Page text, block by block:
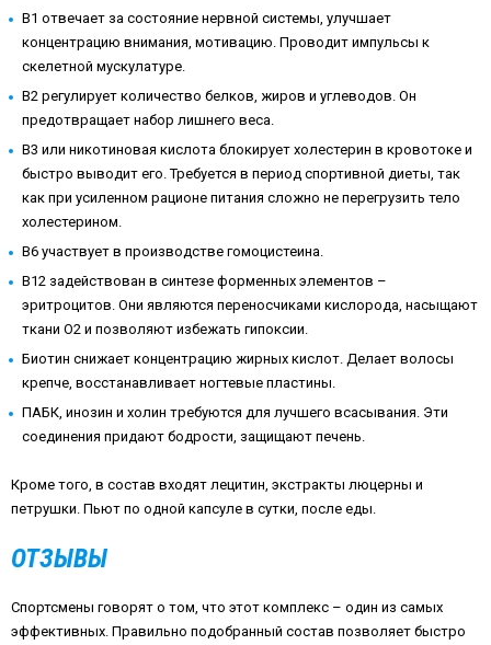
В1 отвечает за состояние нервной системы, улучшает
концентрацию внимания, мотивацию. Проводит импульсы к
скелетной мускулатуре.
В2 регулирует количество белков, жиров и углеводов. Он
предотвращает набор лишнего веса.
В3 или никотиновая кислота блокирует холестерин в кровотоке и
быстро выводит его. Требуется в период спортивной диеты, так
как при усиленном рационе питания сложно не перегрузить тело
холестерином.
В6 участвует в производстве гомоцистеина.
В12 задействован в синтезе форменных элементов –
эритроцитов. Они являются переносчиками кислорода, насыщают
ткани О2 и позволяют избежать гипоксии.
Биотин снижает концентрацию жирных кислот. Делает волосы
крепче, восстанавливает ногтевые пластины.
ПАБК, инозин и холин требуются для лучшего всасывания. Эти
соединения придают бодрости, защищают печень.
Кроме того, в состав входят лецитин, экстракты люцерны и
петрушки. Пьют по одной капсуле в сутки, после еды.
ОТЗЫВЫ
Спортсмены говорят о том, что этот комплекс – один из самых
эффективных. Правильно подобранный состав позволяет быстро